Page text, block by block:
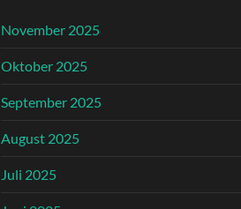
November 2025
Oktober 2025
September 2025
August 2025
Juli 2025